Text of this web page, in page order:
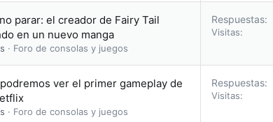
parar: el creador de Fairy Tail
en un nuevo manga
Foro de consolas y juegos
Respuestas
Visitas
ver el primer gameplay de
Foro de consolas y juegos
Respuestas
Visitas